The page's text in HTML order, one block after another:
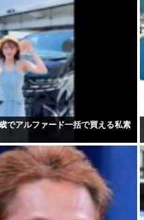
でアルファード一括で買える私素